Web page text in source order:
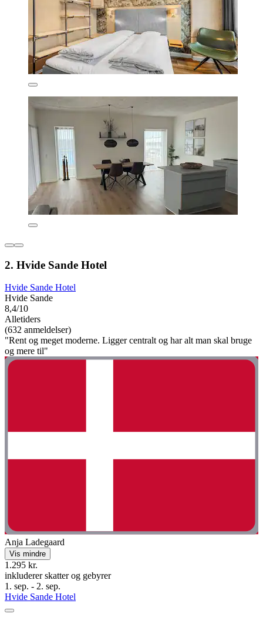
2. Hvide Sande Hotel
Hvide Sande Hotel
Hvide Sande
8,4/10
Alletiders
(632 anmeldelser)
"Rent og meget moderne. Ligger centralt og har alt man skal bruge
og mere til"
Anja Ladegaard
Vis mindre
1.295 kr.
inkluderer skatter og gebyrer
1. sep. - 2. sep.
Hvide Sande Hotel